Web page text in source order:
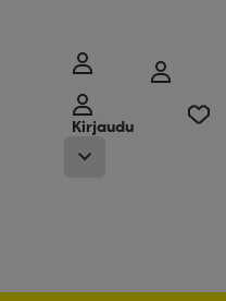
Kirjaudu